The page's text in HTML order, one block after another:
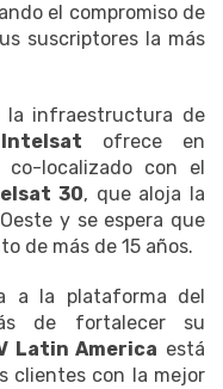
el compromiso de
suscriptores la más
la infraestructura de
Intelsat ofrece en
co-localizado con el
30, que aloja la
y se espera que
de más de 15 años.
a la plataforma del
de fortalecer su
Latin America está
clientes con la mejor